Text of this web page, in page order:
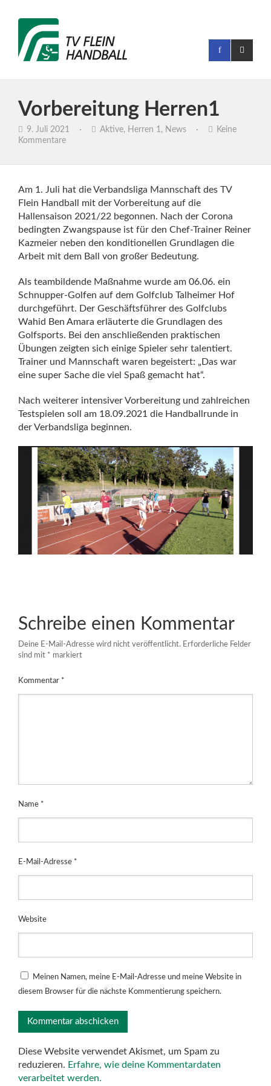
Vorbereitung Herren1
9. Juli 2021 · Aktive, Herren 1, News ·
Keine
Kommentare
Am 1. Juli hat die Verbandsliga Mannschaft des TV
Flein Handball mit der Vorbereitung auf die
Hallensaison 2021/22 begonnen. Nach der Corona
bedingten Zwangspause ist für den Chef-Trainer Reiner
Kazmeier neben den konditionellen Grundlagen die
Arbeit mit dem Ball von großer Bedeutung.
Als teambildende Maßnahme wurde am 06.06. ein
Schnupper-Golfen auf dem Golfclub Talheimer Hof
durchgeführt. Der Geschäftsführer des Golfclubs
Wahid Ben Amara erläuterte die Grundlagen des
Golfsports. Bei den anschließenden praktischen
Übungen zeigten sich einige Spieler sehr talentiert.
Trainer und Mannschaft waren begeistert: „Das war
eine super Sache die viel Spaß gemacht hat“.
Nach weiterer intensiver Vorbereitung und zahlreichen
Testspielen soll am 18.09.2021 die Handballrunde in
der Verbandsliga beginnen.
Schreibe einen Kommentar
Deine E-Mail-Adresse wird nicht veröffentlicht. Erforderliche Felder
sind mit * markiert
Kommentar *
Name *
E-Mail-Adresse *
Website
Meinen Namen, meine E-Mail-Adresse und meine Website in
diesem Browser für die nächste Kommentierung speichern.
Diese Website verwendet Akismet, um Spam zu
reduzieren. Erfahre, wie deine Kommentardaten
verarbeitet werden.